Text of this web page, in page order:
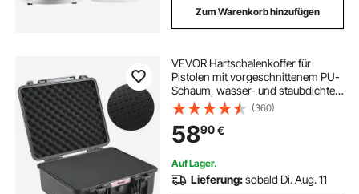
Zum Warenkorb hinzufügen
VEVOR Hartschalenkoffer für
Pistolen mit vorgeschnittenem PU-
Schaum, wasser- und staubdichter
Hartschalenkoffer für 6 Pistolen,
19,3 × 17,1 × 8,3 Zoll, abschließbarer
Pistolenkoffer, schwarz
(360)
5890€
Auf Lager.
Lieferung:sobald Di. Aug. 11